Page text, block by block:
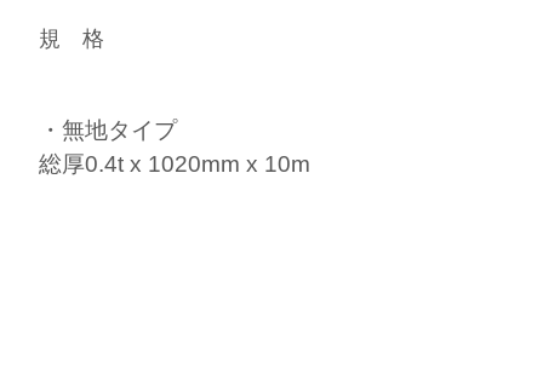
規 格
・無地タイプ
総厚0.4t x 1020mm x 10m